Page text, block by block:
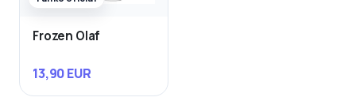
Frozen Olaf
13,90 EUR